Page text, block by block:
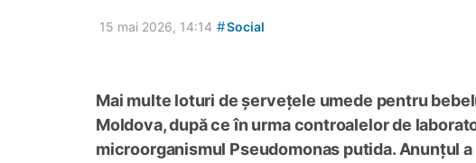
15 mai 2026, 14:14 #Social
Mai multe loturi de șervețele umede pentru
Moldova, după ce în urma controalelor de
microorganismul Pseudomonas putida. Anunțul